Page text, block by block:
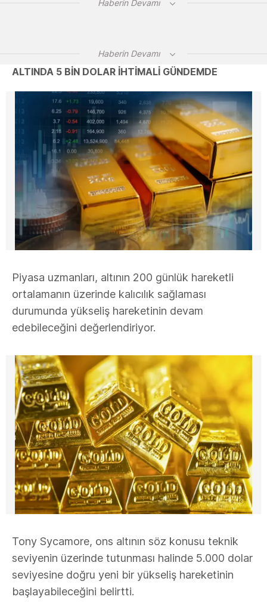
Haberin Devamı
Haberin Devamı
ALTINDA 5 BİN DOLAR İHTİMALİ GÜNDEMDE
Piyasa uzmanları, altının 200 günlük hareketli
ortalamanın üzerinde kalıcılık sağlaması
durumunda yükseliş hareketinin devam
edebileceğini değerlendiriyor.
Tony Sycamore, ons altının söz konusu teknik
seviyenin üzerinde tutunması halinde 5.000 dolar
seviyesine doğru yeni bir yükseliş hareketinin
başlayabileceğini belirtti.